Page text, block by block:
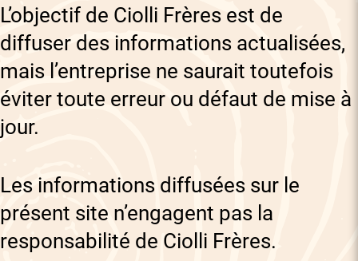
L’objectif de Ciolli Frères est de
diffuser des informations actualisées,
mais l’entreprise ne saurait toutefois
éviter toute erreur ou défaut de mise à
jour.
Les informations diffusées sur le
présent site n’engagent pas la
responsabilité de Ciolli Frères.